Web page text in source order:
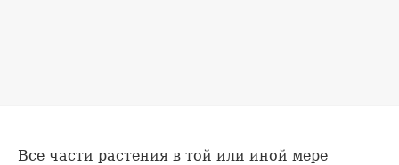
Все части растения в той или иной мере